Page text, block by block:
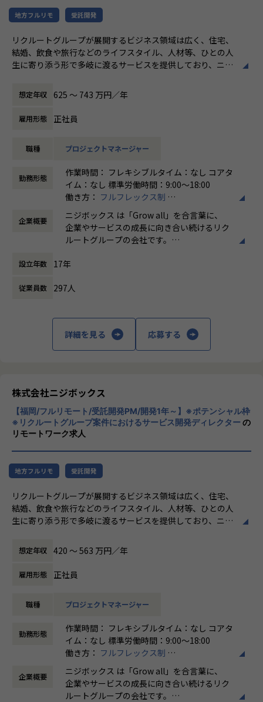
さらに、業界の牽引者をメンターとして招いた講習など、ト
ます。
★ニジボックスでのワークスタイルが分かる、ブログ記事も
メンバーや社内の雰囲気、自由に学べてスキルアップできる
環境を感じていただけたら 嬉しいです！
・【社員インタビュー】Wantedly...https://www.wantedly.c
om/companies/nijibox/feed
s/nijibox
・【運営メディア】POSTD…https://postd.cc/
・【運営イベント】…https://nijibox.connpass.com/
【業務の変更の範囲】
無
地方フルリモ 受託開発
リクルートグループが展開するビジネス領域は広く、住宅、
結婚、飲食や旅行などのライフスタイル、人材等、ひとの人
生に寄り添う形で多岐に渡るサービスを提供しており、ニジ
ットペッパー、じゃらん、リクナビなどの国内最大級のメデ
ィアの開発ディレクションに従事する、開発ディレクターを
募集しています。
リクルートグループのプロダクト開発ディレクションをお任
事業、ユーザー部門の担当者、プランナーと協業し、以下の
業務を担当いただきます。
＜企画・要件定義フェーズ＞
プロジェクトのQCDに責任を持ち、開発プロジェクトを推進
いただきます。
の整理
- エンジニアへの仕様説明
- ユーザーに向けてのコミュニケーション設計
- リリース後の様々なリスクへの対応計画
やりがい/魅力/醍醐味
現場ではただ指示された業務を行うのではなく、プロジェク
トの目的をふまえKPIを達成するためにどのような施策を行
定までに幅広く関わる機会があります。
て業務を経験することは、個人として今後のキャリアアップ
にも繋げていただける大きな成長機会です。
ができる体制が整っています。
ナレッジ向上施策として、動画、書籍等の学習教材の購入や
カンファレンス参加を会社負担でサポート。
さらに、業界の牽引者をメンターとして招いた講習など、ト
す。
★ニジボックスでのワークスタイルが分かる、ブログ記事も
ご参照ください
メンバーや社内の雰囲気、自由に学べてスキルアップできる
環境を感じていただけたら
嬉しいです！
・【社員インタビュー】Wantedly...https://www.wantedly.c
想定年収 625 〜 743 万円／年
雇用形態 正社員
職種 プロジェクトマネージャー
勤務形態
作業時間： フレキシブルタイム：なし コアタ
イム：なし 標準労働時間：9:00〜18:00
働き方： フルフレックス制
時間外労働の有無： 有（月平均5時間～10時
間）
休憩時間： 60分
企業概要
ニジボックス は「Grow all」を合言葉に、
企業やサービスの成長に向き合い続けるリク
ルートグループの会社です。
ングなどを通じて、お客様のビジネスに伴走
私たちはこの言葉を企業のVisionとしていま
す。
とらえること。
期待を大きく超える新たな価値を共に創り出
すこと。皆さまがサービスの成長を志したと
きに、
真っ先にニジボックスを思い浮かべていただ
けることを目指しています。
設立年数 17年
従業員数 297人
詳細を見る 応募する
株式会社ニジボックス
【福岡/フルリモート/受託開発PM/開発1年～】※ポテンシャル枠
※リクルートグループ案件におけるサービス開発ディレクターの
リモートワーク求人
地方フルリモ 受託開発
リクルートグループが展開するビジネス領域は広く、住宅、
結婚、飲食や旅行などのライフスタイル、人材等、ひとの人
生に寄り添う形で多岐に渡るサービスを提供しており、ニジ
ットペッパー、じゃらん、リクナビなどの国内最大級のメデ
ィアの開発ディレクションに従事する、開発ディレクターを
募集しています。
リクルートグループのプロダクト開発ディレクションをお任
事業、ユーザー部門の担当者、プランナーと協業し、以下の
業務を担当いただきます。
＜企画・要件定義フェーズ＞
プロジェクトのQCDに責任を持ち、開発プロジェクトを推進
いただきます。
想定年収 420 〜 563 万円／年
雇用形態 正社員
職種 プロジェクトマネージャー
勤務形態
作業時間： フレキシブルタイム：なし コアタ
イム：なし 標準労働時間：9:00〜18:00
働き方： フルフレックス制
時間外労働の有無： 有（月平均5時間～10時
間）
休憩時間： 60分
企業概要
ニジボックス は「Grow all」を合言葉に、
企業やサービスの成長に向き合い続けるリク
ルートグループの会社です。